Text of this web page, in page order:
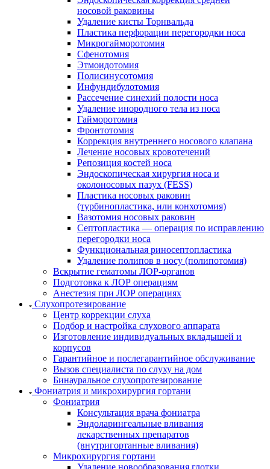
носовой раковины
Удаление кисты Торнвальда
Пластика перфорации перегородки носа
Микрогайморотомия
Сфенотомия
Этмоидотомия
Полисинусотомия
Инфундибулотомия
Рассечение синехий полости носа
Удаление инородного тела из носа
Гайморотомия
Фронтотомия
Коррекция внутреннего носового клапана
Лечение носовых кровотечений
Репозиция костей носа
Эндоскопическая хирургия носа и
околоносовых пазух (FESS)
Пластика носовых раковин
(турбинопластика, или конхотомия)
Вазотомия носовых раковин
Септопластика — операция по исправлению
перегородки носа
Функциональная риносептопластика
Удаление полипов в носу (полипотомия)
Вскрытие гематомы ЛОР-органов
Подготовка к ЛОР операциям
Анестезия при ЛОР операциях
Слухопротезирование
Центр коррекции слуха
Подбор и настройка слухового аппарата
Изготовление индивидуальных вкладышей и
корпусов
Гарантийное и послегарантийное обслуживание
Вызов специалиста по слуху на дом
Бинауральное слухопротезирование
Фониатрия и микрохирургия гортани
Фониатрия
Консультация врача фониатра
Эндоларингеальные вливания
лекарственных препаратов
(внутригортанные вливания)
Микрохирургия гортани
Удаление новообразования глотки